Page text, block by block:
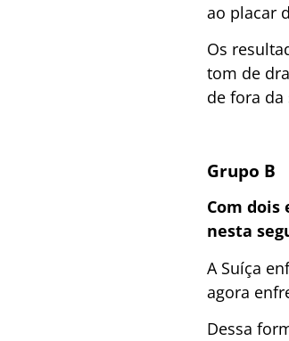
ao placar
Os
tom de
de fora da
Grupo B
Com dois
nesta
A Suíça
agora
Dessa